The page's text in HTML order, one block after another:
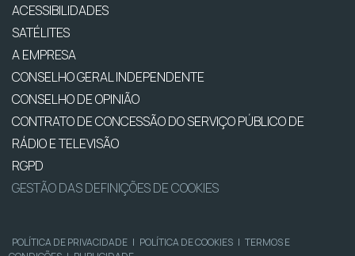
ACESSIBILIDADES
SATÉLITES
A EMPRESA
CONSELHO GERAL INDEPENDENTE
CONSELHO DE OPINIÃO
CONTRATO DE CONCESSÃO DO SERVIÇO PÚBLICO DE
RÁDIO E TELEVISÃO
RGPD
GESTÃO DAS DEFINIÇÕES DE COOKIES
POLÍTICA DE PRIVACIDADE | POLÍTICA DE COOKIES | TERMOS E